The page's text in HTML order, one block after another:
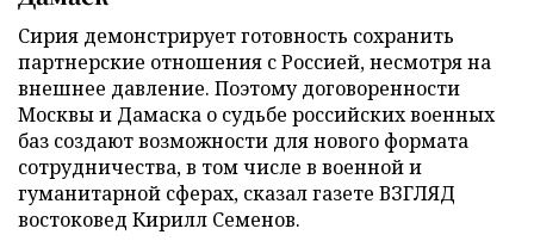
Сирия демонстрирует готовность сохранить
партнерские отношения с Россией, несмотря на
внешнее давление. Поэтому договоренности
Москвы и Дамаска о судьбе российских военных
баз создают возможности для нового формата
сотрудничества, в том числе в военной и
гуманитарной сферах, сказал газете ВЗГЛЯД
востоковед Кирилл Семенов.